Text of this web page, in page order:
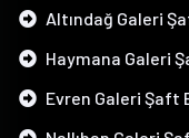
Altındağ Galeri
Haymana Galeri
Evren Galeri Şaft